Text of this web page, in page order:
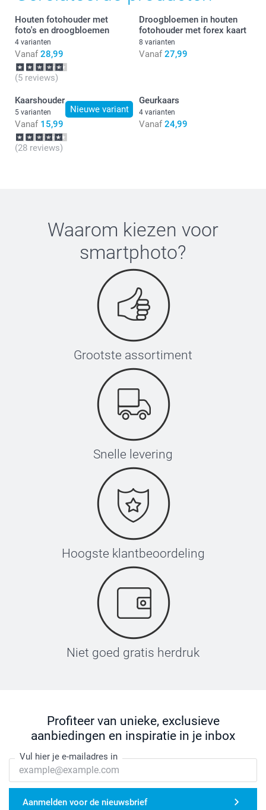
Houten fotohouder met
foto's en droogbloemen
4 varianten
Vanaf 28,99
(5 reviews)
Droogbloemen in houten
fotohouder met forex kaart
8 varianten
Vanaf 27,99
Nieuwe variant
Kaarshouder
5 varianten
Vanaf 15,99
(28 reviews)
Geurkaars
4 varianten
Vanaf 24,99
Waarom kiezen voor
smartphoto?
Grootste assortiment
Snelle levering
Hoogste klantbeoordeling
Niet goed gratis herdruk
Profiteer van unieke, exclusieve
aanbiedingen en inspiratie in je inbox
Vul hier je e-mailadres in
Aanmelden voor de nieuwsbrief